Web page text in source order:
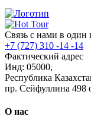
Связь с нами в один
+7 (727) 310 -14 -14
Фактический адрес
Инд: 05000,
Республика
пр. Сейфуллина 498
О нас